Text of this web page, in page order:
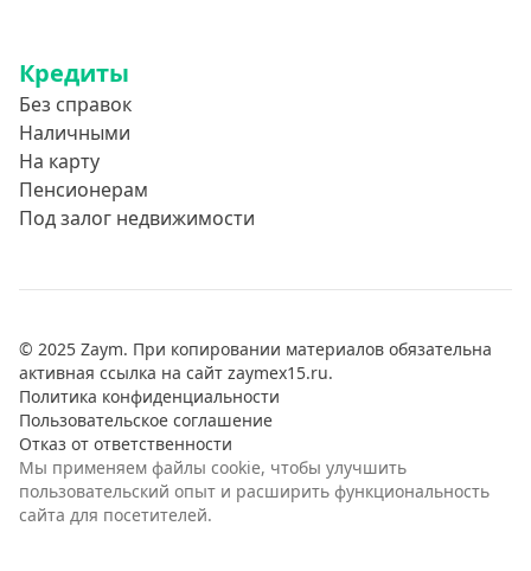
Кредиты
Без справок
Наличными
На карту
Пенсионерам
Под залог недвижимости
© 2025 Zaym. При копировании материалов обязательна
активная ссылка на сайт zaymex15.ru.
Политика конфиденциальности
Пользовательское соглашение
Отказ от ответственности
Мы применяем файлы cookie, чтобы улучшить
пользовательский опыт и расширить функциональность
сайта для посетителей.